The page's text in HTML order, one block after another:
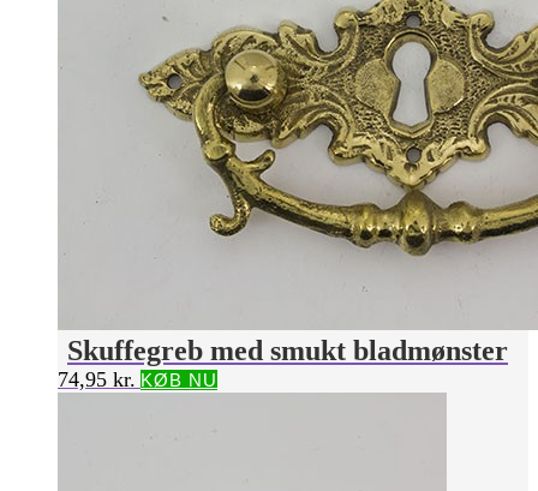
Skuffegreb med smukt bladmønster
74,95 kr. KØB NU